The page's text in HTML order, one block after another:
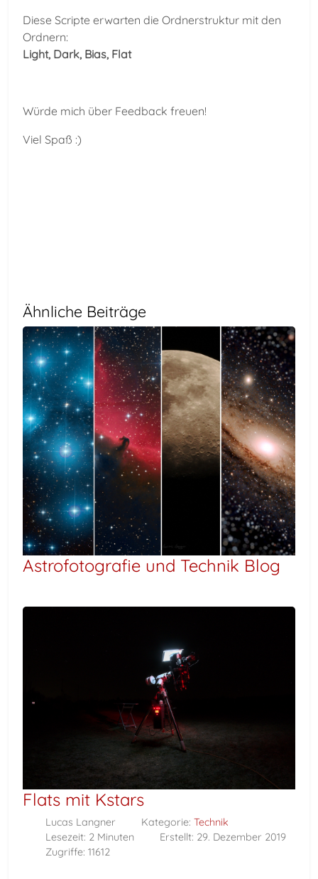
Diese Scripte erwarten die Ordnerstruktur mit den
Ordnern:
Light, Dark, Bias, Flat
Würde mich über Feedback freuen!
Viel Spaß :)
Ähnliche Beiträge
Astrofotografie und Technik Blog
Flats mit Kstars
Lucas Langner Kategorie: Technik
Lesezeit: 2 Minuten
Erstellt: 29. Dezember 2019
Zugriffe: 11612